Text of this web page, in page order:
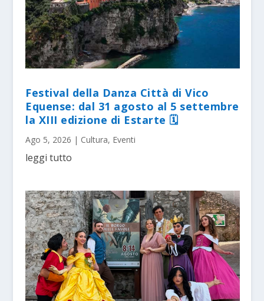
Festival della Danza Città di Vico
Equense: dal 31 agosto al 5 settembre
la XIII edizione di Estarte 🗓
Ago 5, 2026 | Cultura, Eventi
leggi tutto